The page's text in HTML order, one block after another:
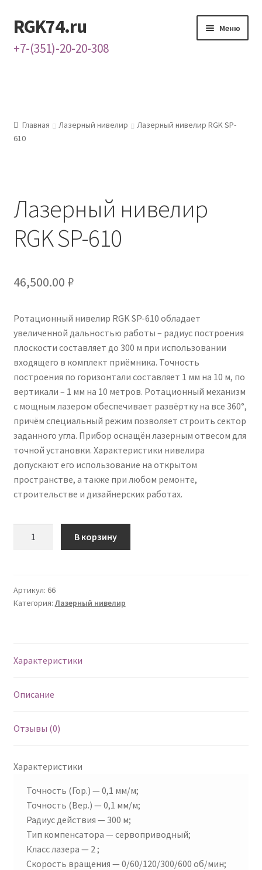
Перейти
к
навигации
Перейти
к
содержимому
RGK74.ru
+7-(351)-20-20-308
Меню
Контакты
Главная Лазерный нивелир
Лазерный нивелир RGK SP-
610
Лазерный нивелир
RGK SP-610
46,500.00 ₽
Ротационный нивелир RGK SP-610 обладает
увеличенной дальностью работы – радиус построения
плоскости составляет до 300 м при использовании
входящего в комплект приёмника. Точность
построения по горизонтали составляет 1 мм на 10 м, по
вертикали – 1 мм на 10 метров. Ротационный механизм
с мощным лазером обеспечивает развёртку на все 360°,
причём специальный режим позволяет строить сектор
заданного угла. Прибор оснащён лазерным отвесом для
точной установки. Характеристики нивелира
допускают его использование на открытом
пространстве, а также при любом ремонте,
строительстве и дизайнерских работах.
В корзину
Артикул: 66
Категория:Лазерный нивелир
Характеристики
Описание
Отзывы (0)
Характеристики
Точность (Гор.) — 0,1 мм/м;
Точность (Вер.) — 0,1 мм/м;
Радиус действия — 300 м;
Тип компенсатора — сервоприводный;
Класс лазера — 2 ;
Скорость вращения — 0/60/120/300/600 об/мин;